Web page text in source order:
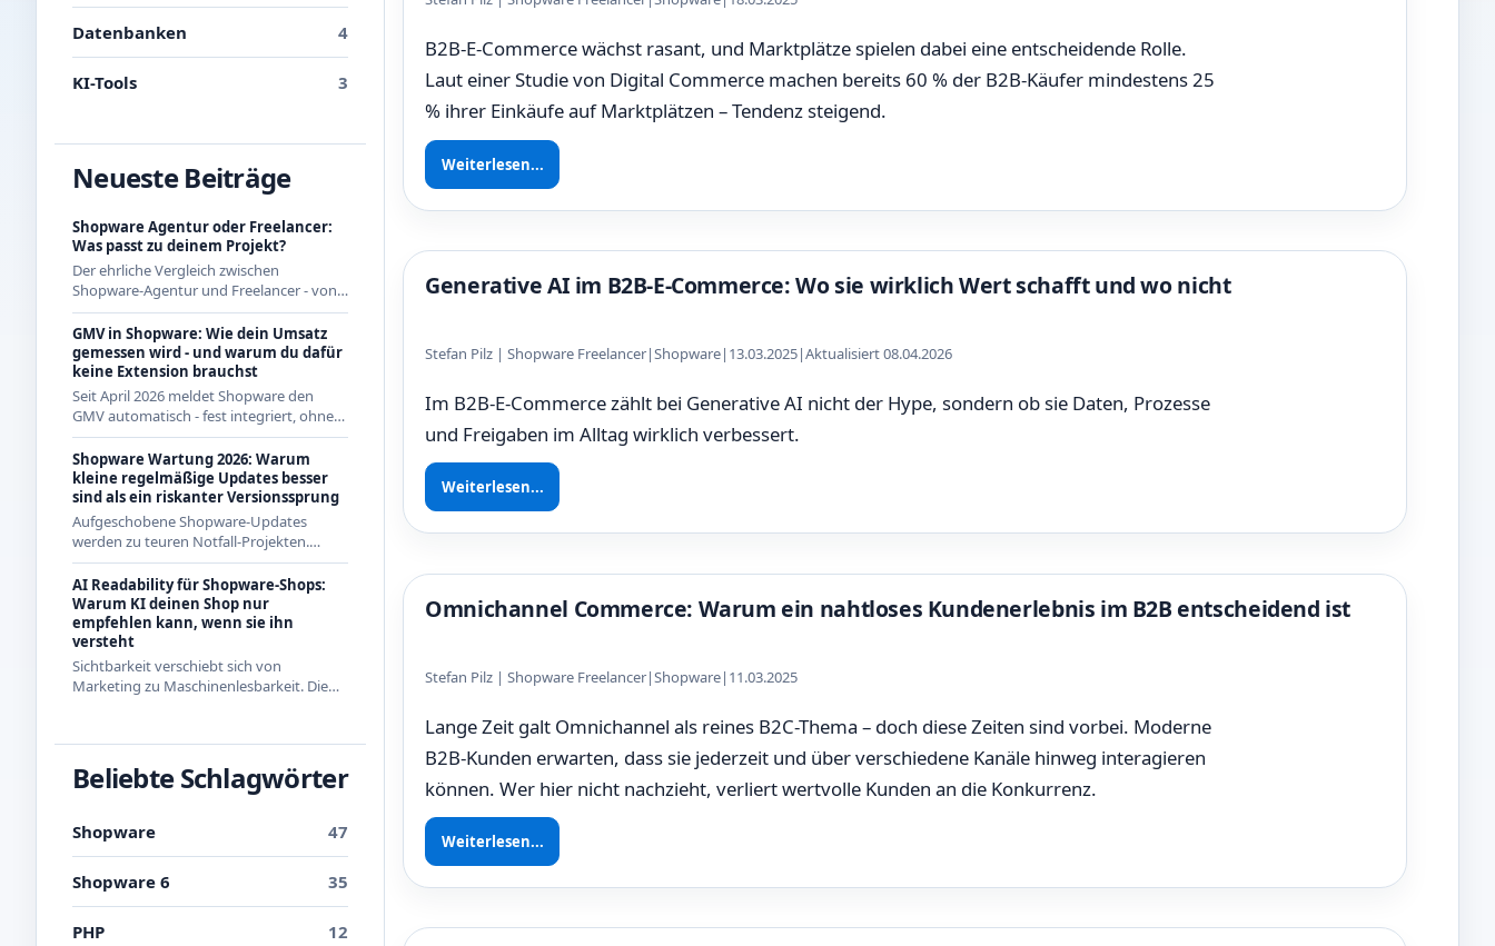
Datenbanken 4
KI-Tools 3
Neueste Beiträge
Shopware Agentur oder Freelancer:
Was passt zu deinem Projekt?
Der ehrliche Vergleich zwischen
Shopware-Agentur und Freelancer - von
jemandem, der als Freelancer regelmäßig
mit Agenturen zusammenarbeitet und
beide Seiten kennt.
GMV in Shopware: Wie dein Umsatz
gemessen wird - und warum du dafür
keine Extension brauchst
Seit April 2026 meldet Shopware den
GMV automatisch - fest integriert, ohne
App aus dem Store. Wie die Berechnung
genau funktioniert und was das für CE-
Händler bedeutet.
Shopware Wartung 2026: Warum
kleine regelmäßige Updates besser
sind als ein riskanter Versionssprung
Aufgeschobene Shopware-Updates
werden zu teuren Notfall-Projekten.
Warum regelmäßige kleine Updates 2026
die wirtschaftlichere Strategie sind - mit
Beispielen aus den letzten Releases.
AI Readability für Shopware-Shops:
Warum KI deinen Shop nur
empfehlen kann, wenn sie ihn
versteht
Sichtbarkeit verschiebt sich von
Marketing zu Maschinenlesbarkeit. Die
kannst.
Beliebte Schlagwörter
Shopware 47
Shopware 6 35
PHP 12
B2B-E-Commerce wächst rasant, und Marktplätze spielen dabei eine entscheidende Rolle.
Laut einer Studie von Digital Commerce machen bereits 60 % der B2B-Käufer mindestens 25
% ihrer Einkäufe auf Marktplätzen – Tendenz steigend.
Weiterlesen...
Generative AI im B2B-E-Commerce: Wo sie wirklich Wert schafft und wo nicht
Stefan Pilz | Shopware Freelancer|Shopware| 13.03.2025|Aktualisiert 08.04.2026
Im B2B-E-Commerce zählt bei Generative AI nicht der Hype, sondern ob sie Daten, Prozesse
und Freigaben im Alltag wirklich verbessert.
Weiterlesen...
Omnichannel Commerce: Warum ein nahtloses Kundenerlebnis im B2B entscheidend ist
Stefan Pilz | Shopware Freelancer|Shopware| 11.03.2025
Lange Zeit galt Omnichannel als reines B2C-Thema – doch diese Zeiten sind vorbei. Moderne
B2B-Kunden erwarten, dass sie jederzeit und über verschiedene Kanäle hinweg interagieren
können. Wer hier nicht nachzieht, verliert wertvolle Kunden an die Konkurrenz.
Weiterlesen...